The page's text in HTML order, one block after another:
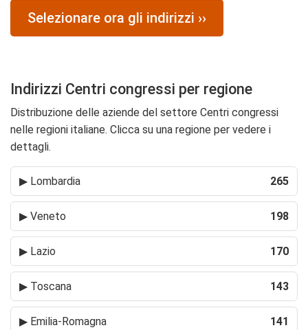
Selezionare ora gli indirizzi ››
Indirizzi Centri congressi per regione
Distribuzione delle aziende del settore Centri congressi
nelle regioni italiane. Clicca su una regione per vedere i
dettagli.
▶ Lombardia 265
▶ Veneto 198
▶ Lazio 170
▶ Toscana 143
▶ Emilia-Romagna 141